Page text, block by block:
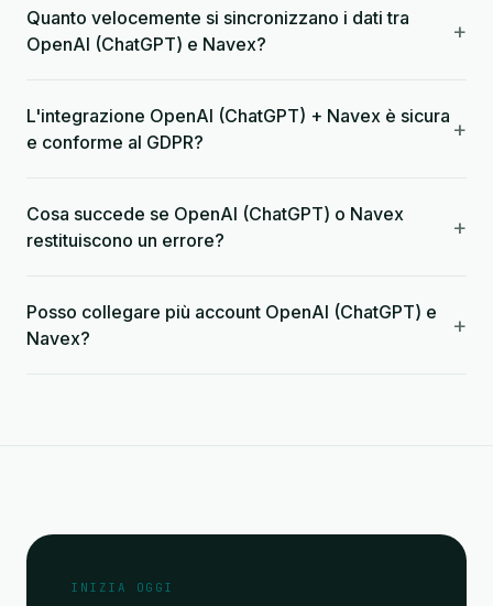
Quanto velocemente si sincronizzano i dati tra
OpenAI (ChatGPT) e Navex?
+
L'integrazione OpenAI (ChatGPT) + Navex è sicura
e conforme al GDPR?
+
Cosa succede se OpenAI (ChatGPT) o Navex
restituiscono un errore?
+
Posso collegare più account OpenAI (ChatGPT) e
Navex?
+
INIZIA OGGI